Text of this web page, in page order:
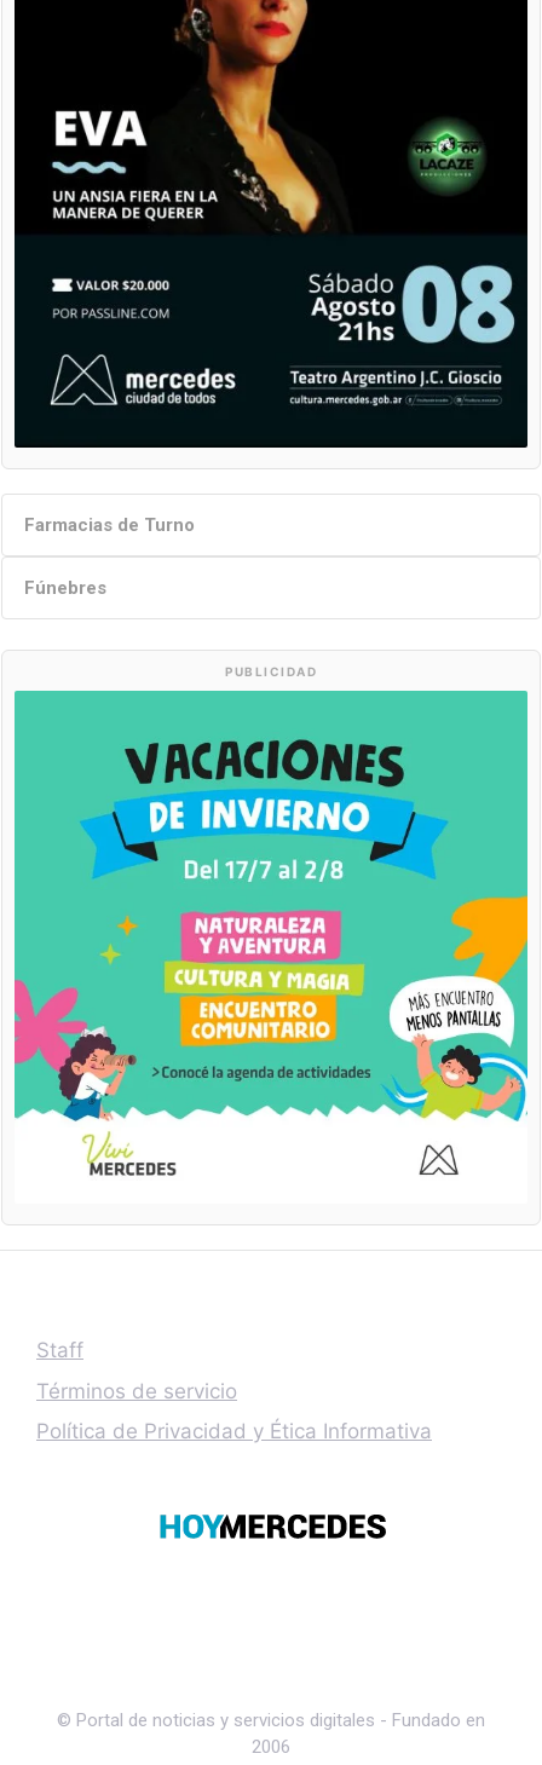
Farmacias de Turno
Fúnebres
PUBLICIDAD
Staff
Términos de servicio
Política de Privacidad y Ética Informativa
© Portal de noticias y servicios digitales - Fundado en
2006